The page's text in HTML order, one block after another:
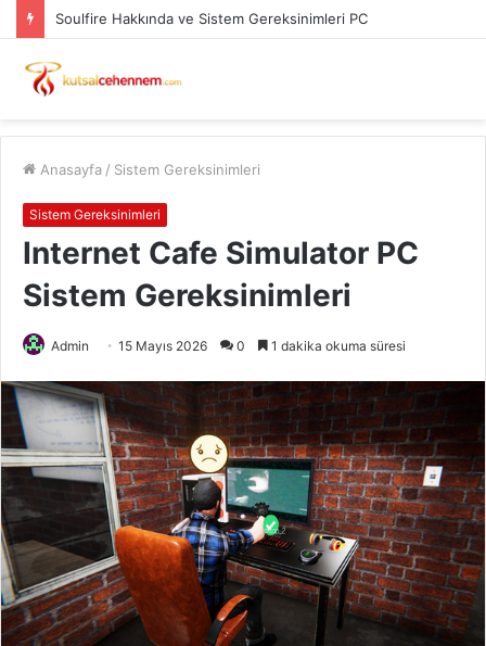
Soulfire Hakkında ve Sistem Gereksinimleri PC
Anasayfa / Sistem Gereksinimleri
Sistem Gereksinimleri
Internet Cafe Simulator PC
Sistem Gereksinimleri
Admin 15 Mayıs 2026 0 1 dakika okuma süresi